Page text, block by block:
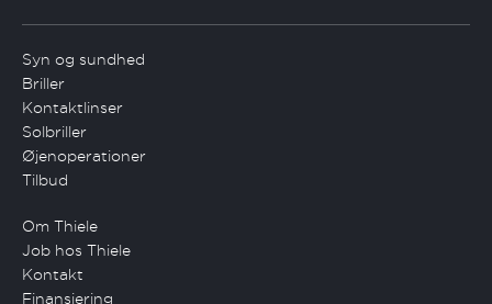
Syn og sundhed
Briller
Kontaktlinser
Solbriller
Øjenoperationer
Tilbud
Om Thiele
Job hos Thiele
Kontakt
Finansiering